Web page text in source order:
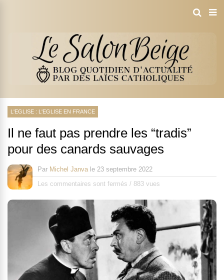
L'EGLISE : L'EGLISE EN FRANCE
Il ne faut pas prendre les “tradis”
pour des canards sauvages
Par Michel Janva le 23 septembre 2022
Les commentaires sont fermés / 883 vues